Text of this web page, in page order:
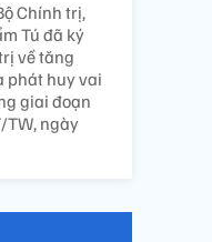
Chính trị,
Tú đã ký
về tăng
phát huy vai
giai đoạn
TW, ngày